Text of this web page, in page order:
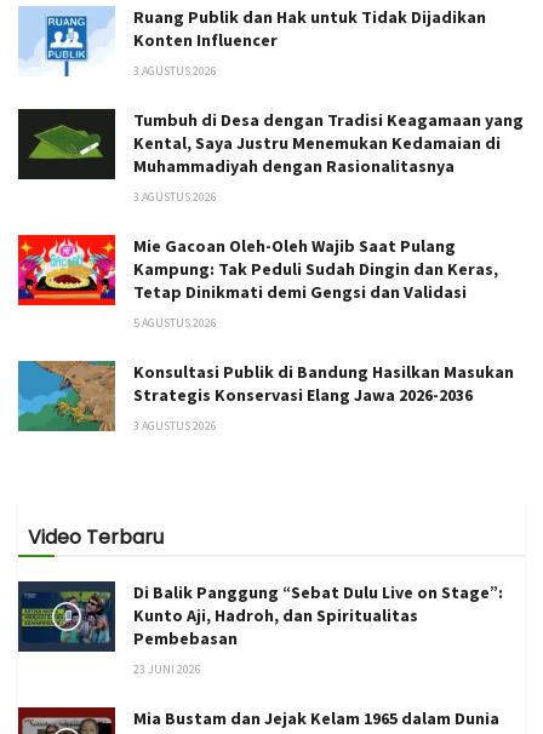
Ruang Publik dan Hak untuk Tidak Dijadikan
Konten Influencer
3 AGUSTUS 2026
Tumbuh di Desa dengan Tradisi Keagamaan yang
Kental, Saya Justru Menemukan Kedamaian di
Muhammadiyah dengan Rasionalitasnya
3 AGUSTUS 2026
Mie Gacoan Oleh-Oleh Wajib Saat Pulang
Kampung: Tak Peduli Sudah Dingin dan Keras,
Tetap Dinikmati demi Gengsi dan Validasi
5 AGUSTUS 2026
Konsultasi Publik di Bandung Hasilkan Masukan
Strategis Konservasi Elang Jawa 2026-2036
3 AGUSTUS 2026
Video Terbaru
Di Balik Panggung “Sebat Dulu Live on Stage”:
Kunto Aji, Hadroh, dan Spiritualitas
Pembebasan
23 JUNI 2026
Mia Bustam dan Jejak Kelam 1965 dalam Dunia